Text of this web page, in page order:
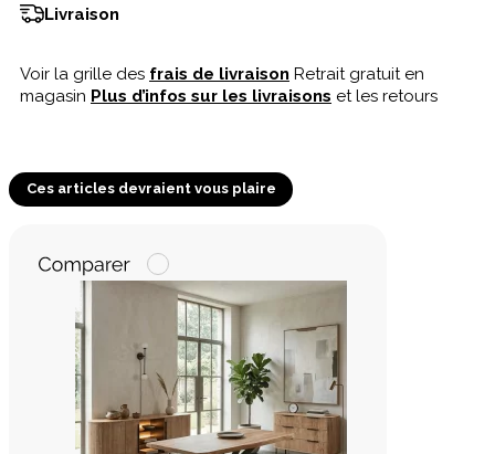
Livraison
Voir la grille des frais de livraison Retrait gratuit en
magasin Plus d’infos sur les livraisons et les retours
Ces articles devraient vous plaire